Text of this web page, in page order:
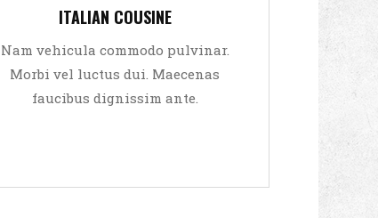
ITALIAN COUSINE
Nam vehicula commodo pulvinar.
Morbi vel luctus dui. Maecenas
faucibus dignissim ante.
ultricies. Lorem ipsum dolor sit
Aliquam tempor dolor
Nam